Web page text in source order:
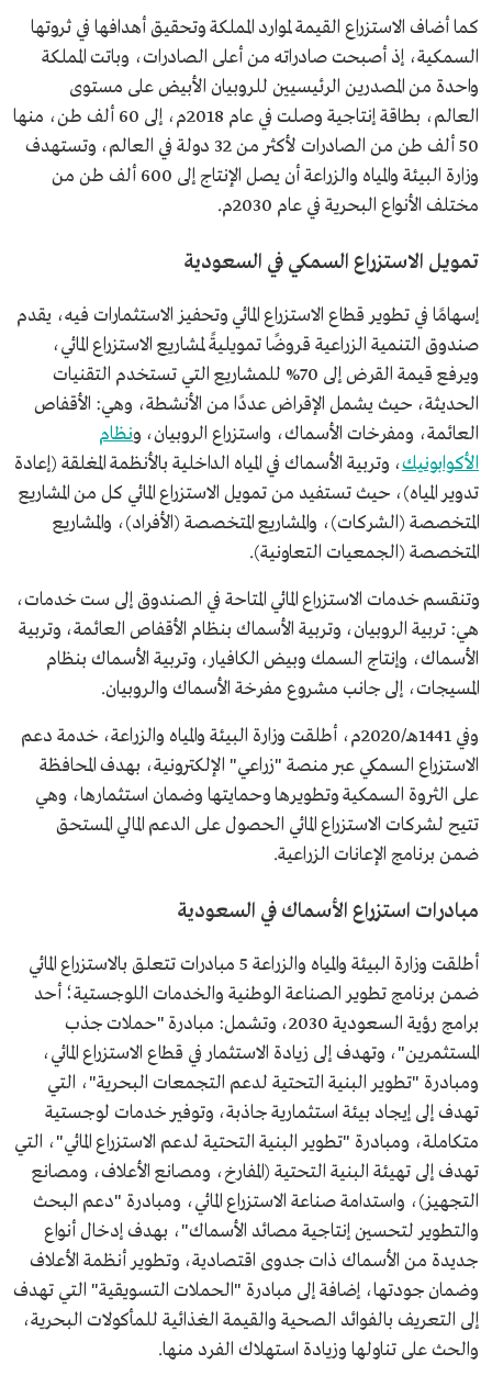
كما أضاف الاستزراع القيمة لموارد المملكة وتحقيق أهدافها في ثروتها
السمكية، إذ أصبحت صادراته من أعلى الصادرات، وباتت المملكة
واحدة من المصدرين الرئيسيين للروبيان الأبيض على مستوى
العالم، بطاقة إنتاجية وصلت في عام 2018م، إلى 60 ألف طن، منها
50 ألف طن من الصادرات لأكثر من 32 دولة في العالم، وتستهدف
وزارة البيئة والمياه والزراعة أن يصل الإنتاج إلى 600 ألف طن من
مختلف الأنواع البحرية في عام 2030م.
تمويل الاستزراع السمكي في السعودية
إسهامًا في تطوير قطاع الاستزراع المائي وتحفيز الاستثمارات فيه، يقدم
صندوق التنمية الزراعية قروضًا تمويليةً لمشاريع الاستزراع المائي،
ويرفع قيمة القرض إلى 70% للمشاريع التي تستخدم التقنيات
الحديثة، حيث يشمل الإقراض عددًا من الأنشطة، وهي: الأقفاص
العائمة، ومفرخات الأسماك، واستزراع الروبيان، ونظام
الأكوابونيك، وتربية الأسماك في المياه الداخلية بالأنظمة المغلقة (إعادة
تدوير المياه)، حيث تستفيد من تمويل الاستزراع المائي كل من المشاريع
المتخصصة (الشركات)، والمشاريع المتخصصة (الأفراد)، والمشاريع
المتخصصة (الجمعيات التعاونية).
وتنقسم خدمات الاستزراع المائي المتاحة في الصندوق إلى ست خدمات،
هي: تربية الروبيان، وتربية الأسماك بنظام الأقفاص العائمة، وتربية
الأسماك، وإنتاج السمك وبيض الكافيار، وتربية الأسماك بنظام
المسيجات، إلى جانب مشروع مفرخة الأسماك والروبيان.
وفي 1441هـ/2020م، أطلقت وزارة البيئة والمياه والزراعة، خدمة دعم
الاستزراع السمكي عبر منصة "زراعي" الإلكترونية، بهدف المحافظة
على الثروة السمكية وتطويرها وحمايتها وضمان استثمارها، وهي
تتيح لشركات الاستزراع المائي الحصول على الدعم المالي المستحق
ضمن برنامج الإعانات الزراعية.
مبادرات استزراع الأسماك في السعودية
أطلقت وزارة البيئة والمياه والزراعة 5 مبادرات تتعلق بالاستزراع المائي
ضمن برنامج تطوير الصناعة الوطنية والخدمات اللوجستية؛ أحد
برامج رؤية السعودية 2030، وتشمل: مبادرة "حملات جذب
المستثمرين"، وتهدف إلى زيادة الاستثمار في قطاع الاستزراع المائي،
ومبادرة "تطوير البنية التحتية لدعم التجمعات البحرية"، التي
تهدف إلى إيجاد بيئة استثمارية جاذبة، وتوفير خدمات لوجستية
متكاملة، ومبادرة "تطوير البنية التحتية لدعم الاستزراع المائي"، التي
تهدف إلى تهيئة البنية التحتية (المفارخ، ومصانع الأعلاف، ومصانع
التجهيز)، واستدامة صناعة الاستزراع المائي، ومبادرة "دعم البحث
والتطوير لتحسين إنتاجية مصائد الأسماك"، بهدف إدخال أنواع
جديدة من الأسماك ذات جدوى اقتصادية، وتطوير أنظمة الأعلاف
وضمان جودتها، إضافة إلى مبادرة "الحملات التسويقية" التي تهدف
إلى التعريف بالفوائد الصحية والقيمة الغذائية للمأكولات البحرية،
والحث على تناولها وزيادة استهلاك الفرد منها.